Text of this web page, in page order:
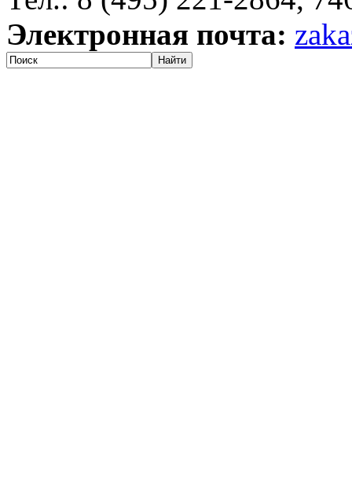
Электронная почта:
Найти